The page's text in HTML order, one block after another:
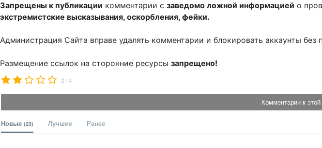
Запрещены к публикации комментарии с заведомо ложной информацией о
экстремистские высказывания, оскорбления, фейки.
Администрация Сайта вправе удалять комментарии и блокировать аккаунты без
Размещение ссылок на сторонние ресурсы запрещено!
2 /4
Комментарии к
Новые (23) Лучшие Ранее